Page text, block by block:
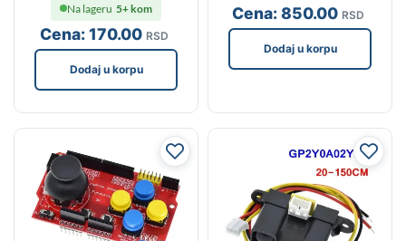
Cena:170.00 RSD
Na lageru 5+ kom
Dodaj u korpu
Cena:850.00 RSD
Dodaj u korpu